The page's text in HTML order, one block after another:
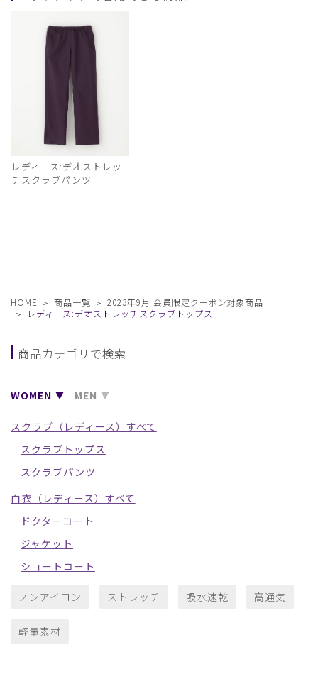
レディース:デオストレッ
チスクラブパンツ
HOME 商品一覧
2023年9月 会員限定クーポン対象商品
レディース:デオストレッチスクラブトップス
商品カテゴリで検索
WOMEN MEN
スクラブ（レディース）すべて
スクラブトップス
スクラブパンツ
白衣（レディース）すべて
ドクターコート
ジャケット
ショートコート
ノンアイロン ストレッチ 吸水速乾 高通気
軽量素材